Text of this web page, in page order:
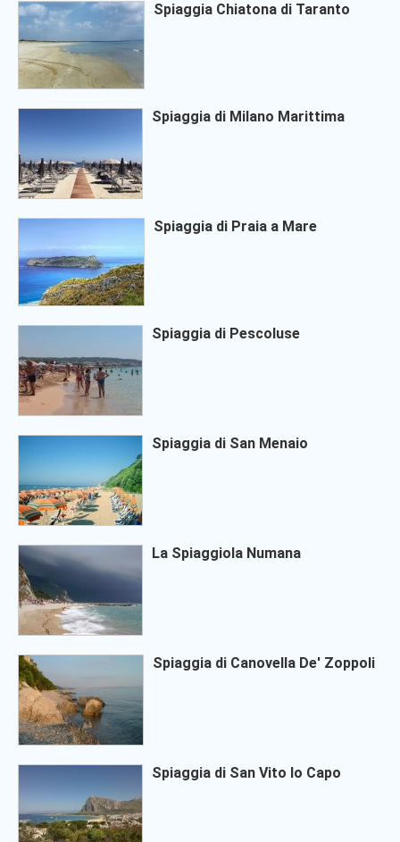
Spiaggia Chiatona di Taranto
Spiaggia di Milano Marittima
Spiaggia di Praia a Mare
Spiaggia di Pescoluse
Spiaggia di San Menaio
La Spiaggiola Numana
Spiaggia di Canovella De' Zoppoli
Spiaggia di San Vito lo Capo